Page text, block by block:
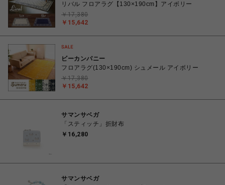
リバル フロアラグ【130×190cm】アイボリー
￥15,642
￥17,380
ビーカンパニー
フロアラグ(130×190cm) シュメール アイボリー
￥15,642
￥17,380
サマンサベガ
「スティッチ」折財布
￥16,280
サマンサベガ